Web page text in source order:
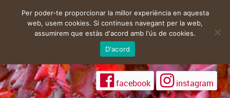
facebook instagram
Per poder-te proporcionar la millor experiència en aquesta
web, usem cookies. Si continues navegant per la web,
assumirem que estàs d'acord amb l'ús de cookies.
D'acord